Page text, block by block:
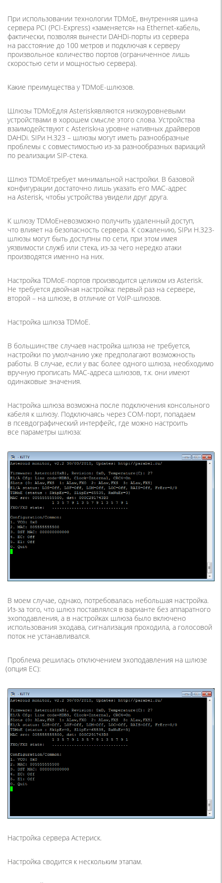
При использовании технологии TDMoE, внутренняя шина
сервера PCI (PCI-Express) «заменяется» на Ethernet-кабель,
фактически, позволяя вынести DAHDi-порты из сервера
на расстояние до 100 метров и подключая к серверу
произвольное количество портов (ограниченное лишь
скоростью сети и мощностью сервера).
Какие преимущества у TDMoE-шлюзов.
Шлюзы TDMoEдля Asteriskявляются низкоуровневыми
устройствами в хорошем смысле этого слова. Устройства
взаимодействуют с Asteriskна уровне нативных драйверов
DAHDi. SIPи H.323 – шлюзы могут иметь разнообразные
проблемы с совместимостью из-за разнообразных вариаций
по реализации SIP-стека.
Шлюз TDMoEтребует минимальной настройки. В базовой
конфигурации достаточно лишь указать его МАС-адрес
на Asterisk, чтобы устройства увидели друг друга.
К шлюзу TDMoEневозможно получить удаленный доступ,
что влияет на безопасность сервера. К сожалению, SIPи H.323-
шлюзы могут быть доступны по сети, при этом имея
уязвимости служб или стека, из-за чего нередко атаки
производятся именно на них.
Настройка TDMoE-портов производится целиком из Asterisk.
Не требуется двойная настройка: первый раз на сервере,
второй – на шлюзе, в отличие от VoIP-шлюзов.
Настройка шлюза TDMoE.
В большинстве случаев настройка шлюза не требуется,
настройки по умолчанию уже предполагают возможность
работы. В случае, если у вас более одного шлюза, необходимо
вручную прописать МАС-адреса шлюзов, т.к. они имеют
одинаковые значения.
Настройка шлюза возможна после подключения консольного
кабеля к шлюзу. Подключаясь через СОМ-порт, попадаем
в псевдографический интерфейс, где можно настроить
все параметры шлюза:
В моем случае, однако, потребовалась небольшая настройка.
Из-за того, что шлюз поставлялся в варианте без аппаратного
эхоподавления, а в настройках шлюза было включено
использования эходава, сигнализация проходила, а голосовой
поток не устанавливался.
Проблема решилась отключением эхоподавления на шлюзе
(опция ЕС):
Настройка сервера Астериск.
Настройка сводится к нескольким этапам.